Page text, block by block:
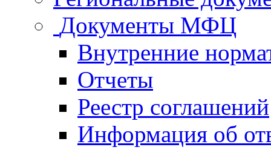
Документы МФЦ
Внутренние
Отчеты
Реестр соглашений
Информация об